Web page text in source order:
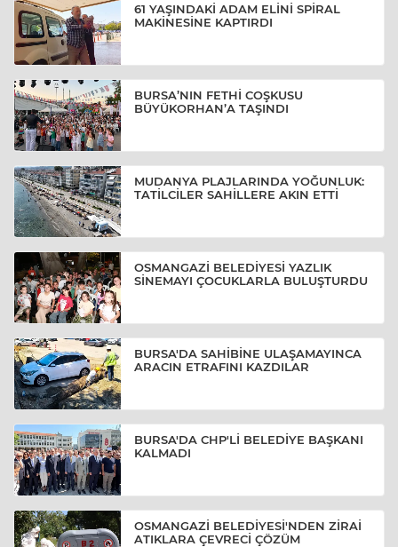
61 YAŞINDAKİ ADAM ELİNİ SPİRAL
MAKİNESİNE KAPTIRDI
BURSA’NIN FETHİ COŞKUSU
BÜYÜKORHAN’A TAŞINDI
MUDANYA PLAJLARINDA YOĞUNLUK:
TATİLCİLER SAHİLLERE AKIN ETTİ
OSMANGAZİ BELEDİYESİ YAZLIK
SİNEMAYI ÇOCUKLARLA BULUŞTURDU
BURSA'DA SAHİBİNE ULAŞAMAYINCA
ARACIN ETRAFINI KAZDILAR
BURSA'DA CHP'Lİ BELEDİYE BAŞKANI
KALMADI
OSMANGAZİ BELEDİYESİ'NDEN ZİRAİ
ATIKLARA ÇEVRECİ ÇÖZÜM